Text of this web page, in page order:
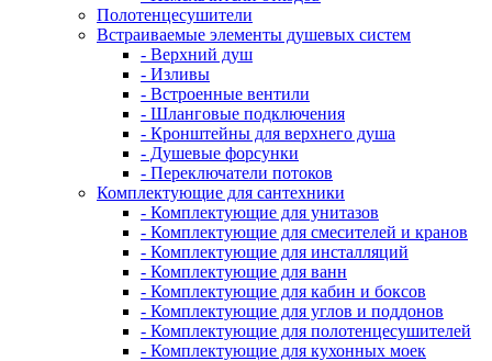
Полотенцесушители
Встраиваемые элементы душевых систем
- Верхний душ
- Изливы
- Встроенные вентили
- Шланговые подключения
- Кронштейны для верхнего душа
- Душевые форсунки
- Переключатели потоков
Комплектующие для сантехники
- Комплектующие для унитазов
- Комплектующие для смесителей и кранов
- Комплектующие для инсталляций
- Комплектующие для ванн
- Комплектующие для кабин и боксов
- Комплектующие для углов и поддонов
- Комплектующие для полотенцесушителей
- Комплектующие для кухонных моек